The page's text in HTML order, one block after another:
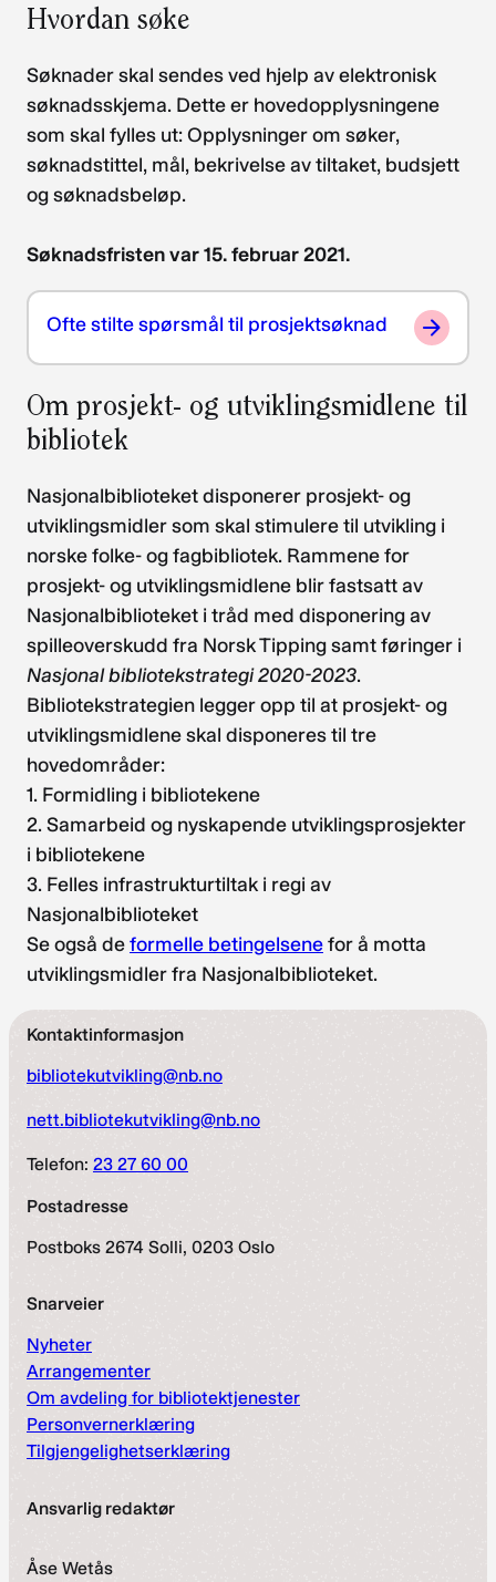
Hvordan søke
Søknader skal sendes ved hjelp av elektronisk
søknadsskjema. Dette er hovedopplysningene
som skal fylles ut: Opplysninger om søker,
søknadstittel, mål, bekrivelse av tiltaket, budsjett
og søknadsbeløp.
Søknadsfristen var 15. februar 2021.
Ofte stilte spørsmål til prosjektsøknad
Om prosjekt- og utviklingsmidlene til
bibliotek
Nasjonalbiblioteket disponerer prosjekt- og
utviklingsmidler som skal stimulere til utvikling i
norske folke- og fagbibliotek. Rammene for
prosjekt- og utviklingsmidlene blir fastsatt av
Nasjonalbiblioteket i tråd med disponering av
spilleoverskudd fra Norsk Tipping samt føringer i
Nasjonal bibliotekstrategi 2020-2023.
Bibliotekstrategien legger opp til at prosjekt- og
utviklingsmidlene skal disponeres til tre
hovedområder:
1. Formidling i bibliotekene
2. Samarbeid og nyskapende utviklingsprosjekter
i bibliotekene
3. Felles infrastrukturtiltak i regi av
Nasjonalbiblioteket
Se også deformelle betingelsenefor å motta
utviklingsmidler fra Nasjonalbiblioteket.
Kontaktinformasjon
bibliotekutvikling@nb.no
nett.bibliotekutvikling@nb.no
Telefon: 23 27 60 00
Postadresse
Postboks 2674 Solli, 0203 Oslo
Snarveier
Nyheter
Arrangementer
Om avdeling for bibliotektjenester
Personvernerklæring
Tilgjengelighetserklæring
Ansvarlig redaktør
Åse Wetås